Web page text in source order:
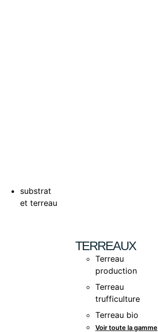
substrat
et terreau
TERREAUX
Terreau
production
Terreau
trufficulture
Terreau bio
Voir toute la gamme